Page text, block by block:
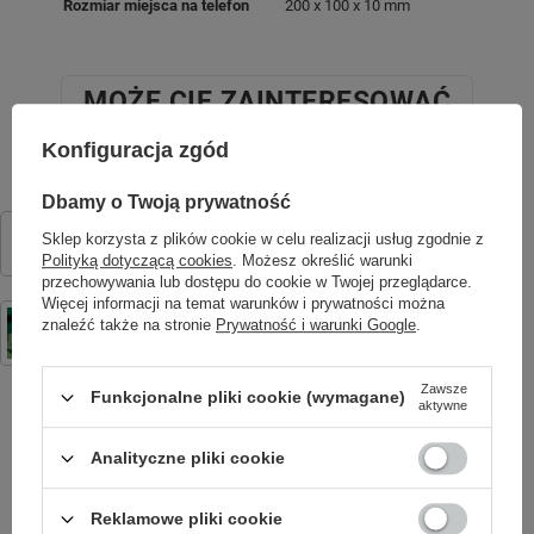
Rozmiar miejsca na telefon 200 x 100 x 10 mm
MOŻE CIĘ ZAINTERESOWAĆ
29,99 zł
Neon LED DINOZAUR zielony NNE01 Neolia
29,90 zł
SPRAWDŹ TAKŻE
Konfiguracja zgód
Dbamy o Twoją prywatność
Sklep korzysta z plików cookie w celu realizacji usług zgodnie z
Polityką dotyczącą cookies. Możesz określić warunki
przechowywania lub dostępu do cookie w Twojej przeglądarce.
Więcej informacji na temat warunków i prywatności można
znaleźć także na stronie Prywatność i warunki Google.
Funkcjonalne pliki cookie (wymagane)
Zawsze
aktywne
Analityczne pliki cookie
Reklamowe pliki cookie